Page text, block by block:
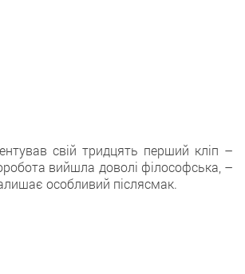
свій тридцять перший кліп –
вийшла доволі філософська, –
особливий післясмак.